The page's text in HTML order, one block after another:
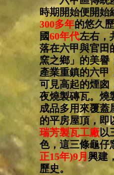
時期開始便開始
300多年的悠久
國60年代左右，
落在六甲與官田
窯之鄉」的美譽
產業重鎮的六甲
可見高起的煙囪
夜燒製磚瓦。燒
成品多用來覆蓋
的平房屋頂，即
瑞芳製瓦工廠以
色，這三條龜仔
正15年)9月 興建
歷史。